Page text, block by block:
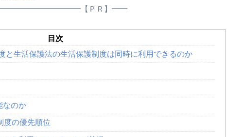
【ＰＲ】━━
目次
生活保護法の生活保護制度は同時に利用できるのか
なのか
の優先順位